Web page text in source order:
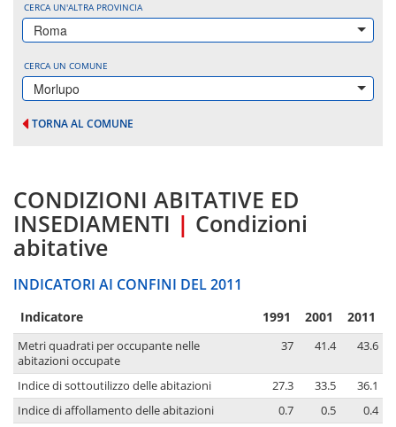
CERCA UN'ALTRA PROVINCIA
Roma
CERCA UN COMUNE
Morlupo
TORNA AL COMUNE
CONDIZIONI ABITATIVE ED
INSEDIAMENTI | Condizioni
abitative
INDICATORI AI CONFINI DEL 2011
Indicatore 1991 2001 2011
Metri quadrati per occupante nelle
abitazioni occupate
37 41.4 43.6
Indice di sottoutilizzo delle abitazioni 27.3 33.5
36.1
Indice di affollamento delle abitazioni
0.7 0.5
0.4